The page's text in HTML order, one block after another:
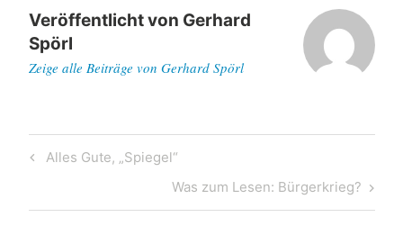
Veröffentlicht von Gerhard
Spörl
Zeige alle Beiträge von Gerhard Spörl
Beitragsnavigation
Previous
Alles Gute, „Spiegel“
Next
Post
Was zum Lesen: Bürgerkrieg?